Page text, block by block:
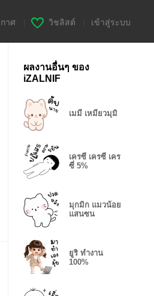
าศ วิชลิสต์ เข้าสู่ระบบ
ผลงานอื่นๆ ของ
iZALNIF
เมมี่ เหมียวมุมิ
เครซี่ เครซี่ เคร
ซี่ 5%
มุกมิก แมวน้อย
แสนซน
ยูริ ทำงาน
100%